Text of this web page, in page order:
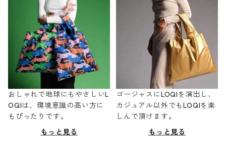
おしゃれで地球にもやさしいL
OQIは、環境意識の高い方に
もぴったりです。
もっと見る
ゴージャスにLOQIを演出し、
カジュアル以外でもLOQIを楽
しんで頂けます。
もっと見る